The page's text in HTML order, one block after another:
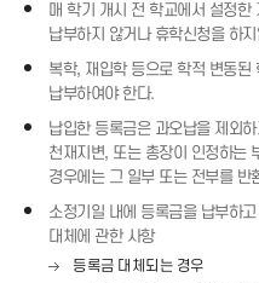
매 학기 개시 전 학교에서 설정
납부하지 않거나 휴학신청을 하
복학, 재입학 등으로 학적 변동된
납부하여야 한다.
납입한 등록금은 과오납을 제외
천재지변, 또는 총장이 인정하는
경우에는 그 일부 또는 전부를 반
소정기일 내에 등록금을 납부하
대체에 관한 사항
등록금 대체되는 경우